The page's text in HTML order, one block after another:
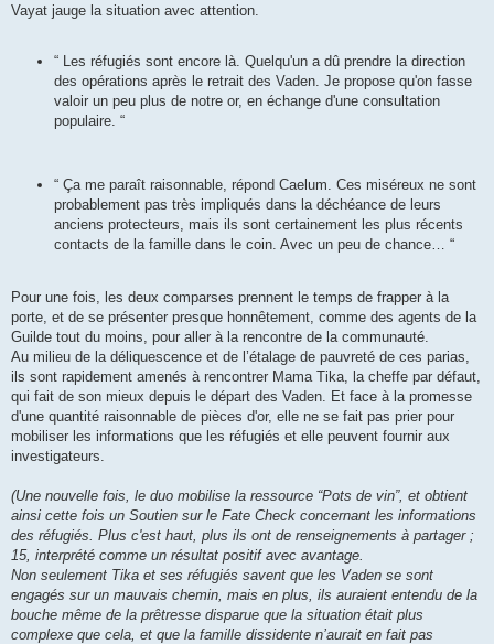
Vayat jauge la situation avec attention.
“ Les réfugiés sont encore là. Quelqu'un a dû prendre la direction
des opérations après le retrait des Vaden. Je propose qu'on fasse
valoir un peu plus de notre or, en échange d'une consultation
populaire. “
“ Ça me paraît raisonnable, répond Caelum. Ces miséreux ne sont
probablement pas très impliqués dans la déchéance de leurs
anciens protecteurs, mais ils sont certainement les plus récents
contacts de la famille dans le coin. Avec un peu de chance… “
Pour une fois, les deux comparses prennent le temps de frapper à la
porte, et de se présenter presque honnêtement, comme des agents de la
Guilde tout du moins, pour aller à la rencontre de la communauté.
Au milieu de la déliquescence et de l’étalage de pauvreté de ces parias,
ils sont rapidement amenés à rencontrer Mama Tika, la cheffe par défaut,
qui fait de son mieux depuis le départ des Vaden. Et face à la promesse
d'une quantité raisonnable de pièces d'or, elle ne se fait pas prier pour
mobiliser les informations que les réfugiés et elle peuvent fournir aux
investigateurs.
(Une nouvelle fois, le duo mobilise la ressource “Pots de vin”, et obtient
ainsi cette fois un Soutien sur le Fate Check concernant les informations
des réfugiés. Plus c'est haut, plus ils ont de renseignements à partager ;
15, interprété comme un résultat positif avec avantage.
Non seulement Tika et ses réfugiés savent que les Vaden se sont
engagés sur un mauvais chemin, mais en plus, ils auraient entendu de la
bouche même de la prêtresse disparue que la situation était plus
complexe que cela, et que la famille dissidente n’aurait en fait pas